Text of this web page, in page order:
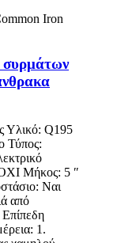
συρμάτων
Υλικό: Q195
Τύπος:
Μήκος: 5 ″
Ναι
από
1.